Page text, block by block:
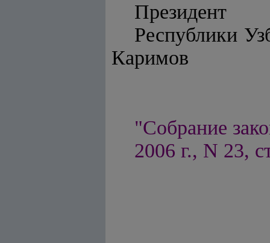
Президент
Каримов
"Собрание
2006 г., N 23,